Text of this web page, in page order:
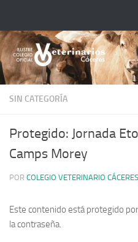
SIN CATEGORÍA
Protegido: Jornada
Camps Morey
POR COLEGIO VETERINARIO CÁCERES
Este contenido está protegido
la contraseña.